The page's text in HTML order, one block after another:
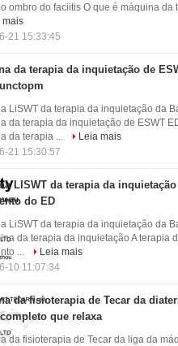
ombro do faciitis O que é máquina
mais
21 15:33:45
da terapia da inquietação de
LiSWT da terapia da inquietação da
da terapia da inquietação de ESWT
da terapia ...
Leia mais
21 15:30:57
LISWT da terapia da
do ED
LiSWT da terapia da inquietação da
da terapia da inquietação A terapia
...
Leia mais
10 11:07:34
da fisioterapia de Tecar da
que relaxa
da fisioterapia de Tecar da liga da